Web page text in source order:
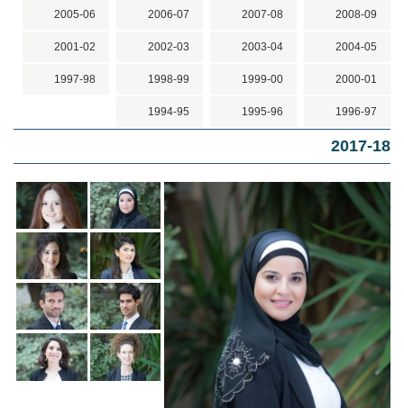
2008-09
2007-08
2006-07
2005-06
2004-05
2003-04
2002-03
2001-02
2000-01
1999-00
1998-99
1997-98
1996-97
1995-96
1994-95
2017-18